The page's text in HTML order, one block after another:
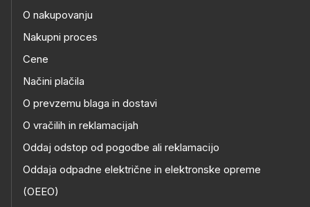
O nakupovanju
Nakupni proces
Cene
Načini plačila
O prevzemu blaga in dostavi
O vračilih in reklamacijah
Oddaj odstop od pogodbe ali reklamacijo
Oddaja odpadne električne in elektronske opreme
(OEEO)